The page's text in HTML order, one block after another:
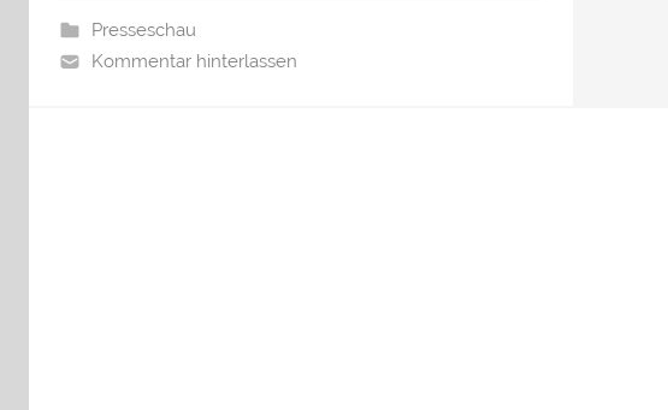
Presseschau
Kommentar hinterlassen